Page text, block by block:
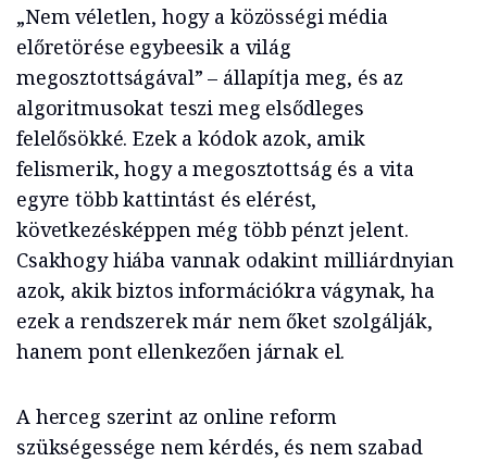
„Nem véletlen, hogy a közösségi média
előretörése egybeesik a világ
megosztottságával” – állapítja meg, és az
algoritmusokat teszi meg elsődleges
felelősökké. Ezek a kódok azok, amik
felismerik, hogy a megosztottság és a vita
egyre több kattintást és elérést,
következésképpen még több pénzt jelent.
Csakhogy hiába vannak odakint milliárdnyian
azok, akik biztos információkra vágynak, ha
ezek a rendszerek már nem őket szolgálják,
hanem pont ellenkezően járnak el.
A herceg szerint az online reform
szükségessége nem kérdés, és nem szabad